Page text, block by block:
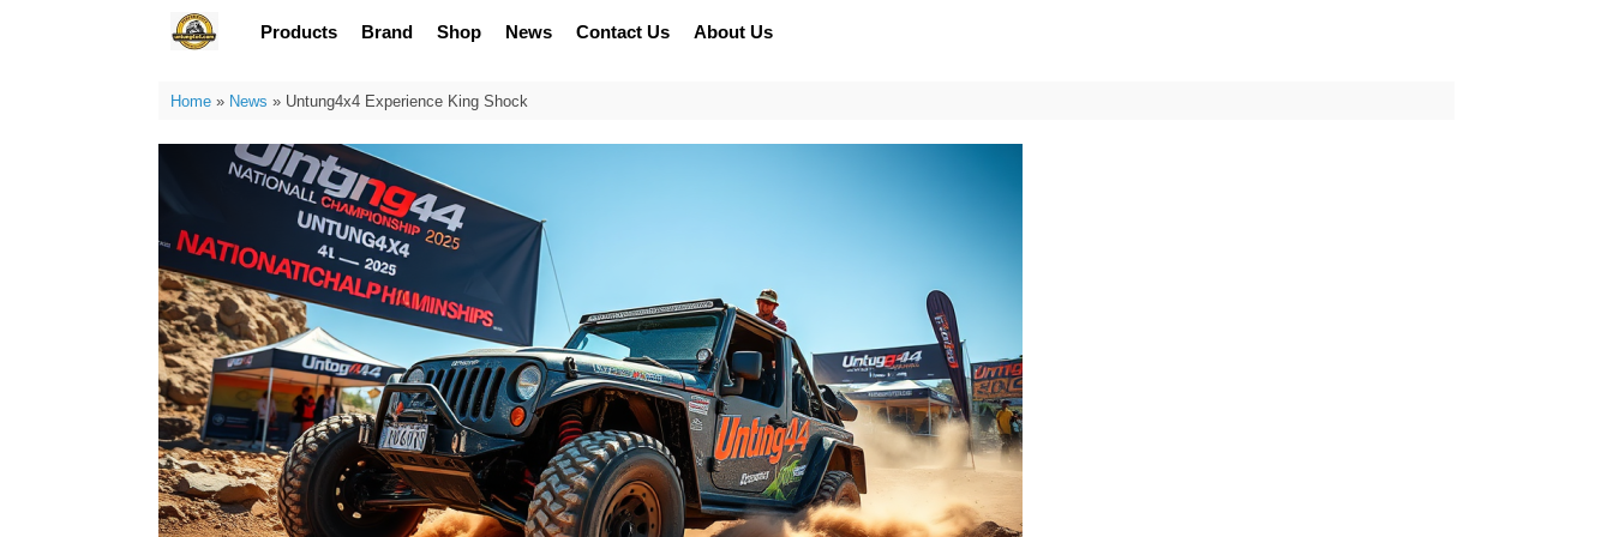
Products Brand Shop News Contact Us About Us
Home» News » Untung4x4 Experience King Shock